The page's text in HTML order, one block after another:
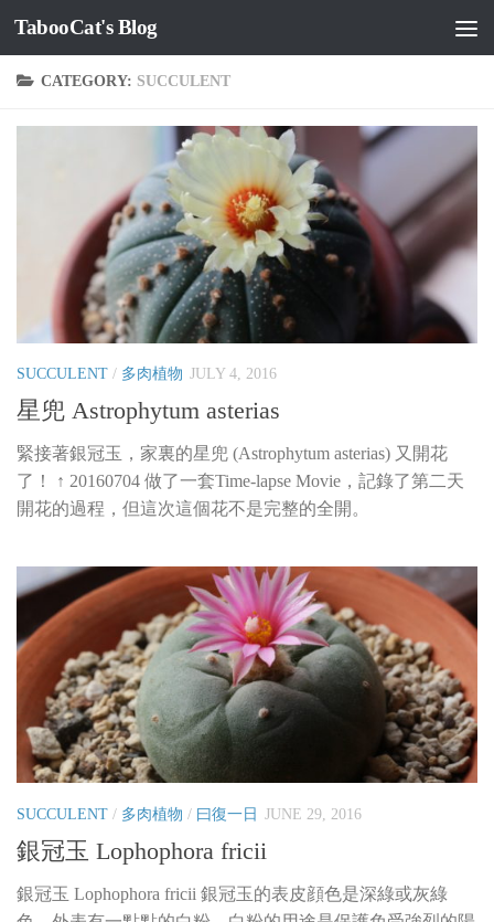
Skip to content
TabooCat's Blog
CATEGORY: SUCCULENT
SUCCULENT / 多肉植物 JULY 4, 2016
星兜 Astrophytum asterias
緊接著銀冠玉，家裏的星兜 (Astrophytum asterias) 又開花
了！ ↑ 20160704 做了一套Time-lapse Movie，記錄了第二天
開花的過程，但這次這個花不是完整的全開。
SUCCULENT / 多肉植物 / 曰復一日 JUNE 29, 2016
銀冠玉 Lophophora fricii
銀冠玉 Lophophora fricii 銀冠玉的表皮顔色是深綠或灰綠